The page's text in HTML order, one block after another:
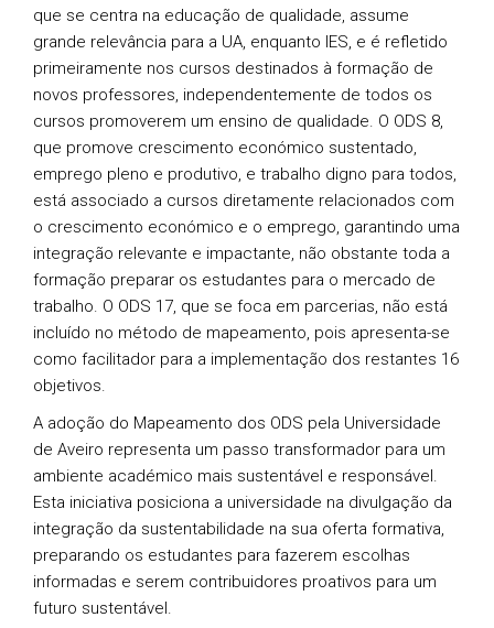
que se centra na educação de qualidade, assume
grande relevância para a UA, enquanto IES, e é refletido
primeiramente nos cursos destinados à formação de
novos professores, independentemente de todos os
cursos promoverem um ensino de qualidade. O ODS 8,
que promove crescimento económico sustentado,
emprego pleno e produtivo, e trabalho digno para todos,
está associado a cursos diretamente relacionados com
o crescimento económico e o emprego, garantindo uma
integração relevante e impactante, não obstante toda a
formação preparar os estudantes para o mercado de
trabalho. O ODS 17, que se foca em parcerias, não está
incluído no método de mapeamento, pois apresenta-se
como facilitador para a implementação dos restantes 16
objetivos.
A adoção do Mapeamento dos ODS pela Universidade
de Aveiro representa um passo transformador para um
ambiente académico mais sustentável e responsável.
Esta iniciativa posiciona a universidade na divulgação da
integração da sustentabilidade na sua oferta formativa,
preparando os estudantes para fazerem escolhas
informadas e serem contribuidores proativos para um
futuro sustentável.